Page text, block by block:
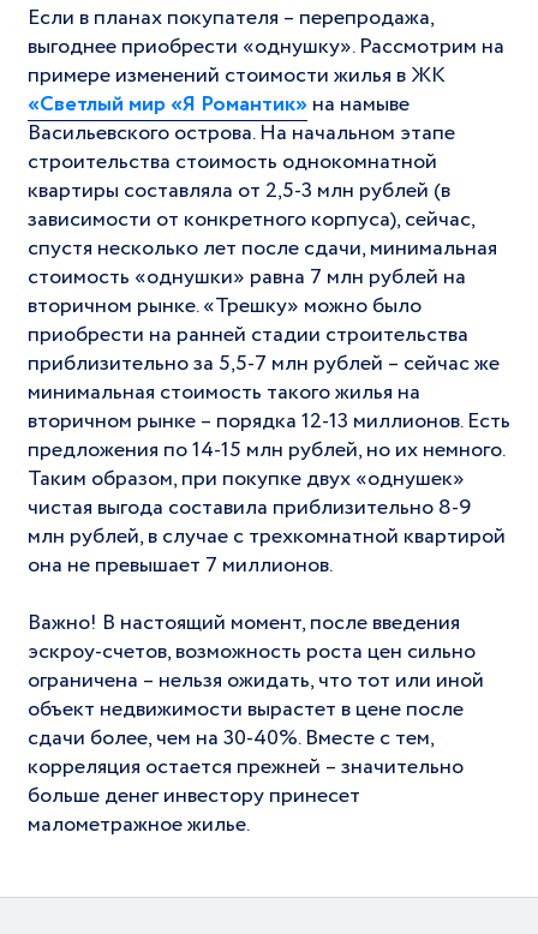
Если в планах покупателя – перепродажа,
выгоднее приобрести «однушку». Рассмотрим на
примере изменений стоимости жилья в ЖК
«Светлый мир «Я Романтик»на намыве
Васильевского острова. На начальном этапе
строительства стоимость однокомнатной
квартиры составляла от 2,5-3 млн рублей (в
зависимости от конкретного корпуса), сейчас,
спустя несколько лет после сдачи, минимальная
стоимость «однушки» равна 7 млн рублей на
вторичном рынке. «Трешку» можно было
приобрести на ранней стадии строительства
приблизительно за 5,5-7 млн рублей – сейчас же
минимальная стоимость такого жилья на
вторичном рынке – порядка 12-13 миллионов. Есть
предложения по 14-15 млн рублей, но их немного.
Таким образом, при покупке двух «однушек»
чистая выгода составила приблизительно 8-9
млн рублей, в случае с трехкомнатной квартирой
она не превышает 7 миллионов.
Важно! В настоящий момент, после введения
эскроу-счетов, возможность роста цен сильно
ограничена – нельзя ожидать, что тот или иной
объект недвижимости вырастет в цене после
сдачи более, чем на 30-40%. Вместе с тем,
корреляция остается прежней – значительно
больше денег инвестору принесет
малометражное жилье.